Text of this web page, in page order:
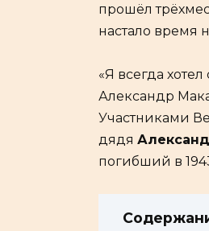
прошёл
настало время
«Я всегда
Александр
Участниками
дядя
погибший в